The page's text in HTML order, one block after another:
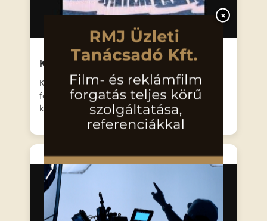
×
Kisvakond és a metró
Kisvakond szorgalmasan ássa megszokott
földalatti járatait, amikor váratlanul egy
kemény…